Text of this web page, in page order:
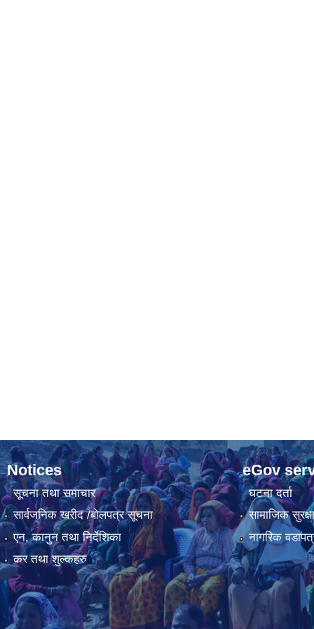
Notices
सूचना तथा समाचार
सार्वजनिक खरीद /बोलपत्र सूचना
एन, कानुन तथा निर्देशिका
कर तथा शुल्कहरु
eGov
घटना दर्ता
सामाजिक सुरक्षा
नागरिक